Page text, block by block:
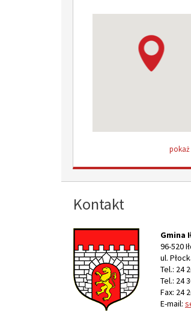
Kontakt
Gmina
96-520
ul.
Tel.: 24
Tel.: 24
Fax: 24
E-mail: